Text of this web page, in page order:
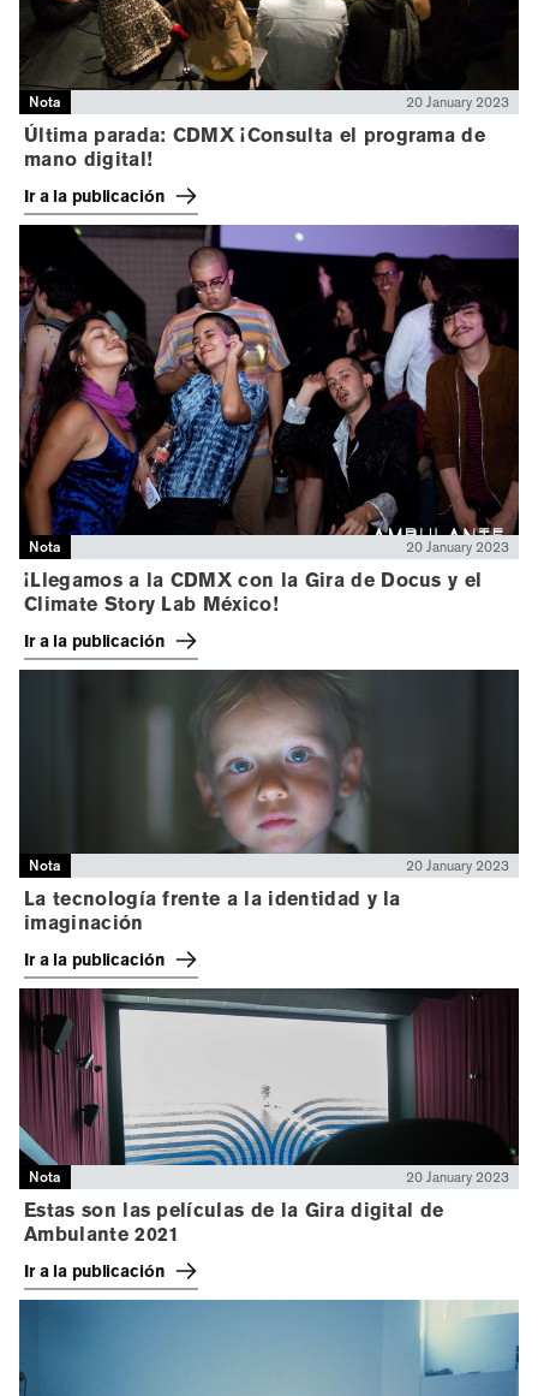
Nota 20 January 2023
Última parada: CDMX ¡Consulta el programa de
mano digital!
Ir a la publicación
Nota 20 January 2023
¡Llegamos a la CDMX con la Gira de Docus y el
Climate Story Lab México!
Ir a la publicación
Nota 20 January 2023
La tecnología frente a la identidad y la
imaginación
Ir a la publicación
Nota 20 January 2023
Estas son las películas de la Gira digital de
Ambulante 2021
Ir a la publicación